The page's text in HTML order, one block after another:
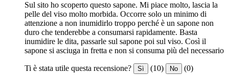
Sul sito ho scoperto questo sapone. Mi piace molto, lascia la
pelle del viso molto morbida. Occorre solo un minimo di
attenzione a non inumidirlo troppo perché è un sapone non
duro che tenderebbe a consumarsi rapidamente. Basta
inumidire le dita, passarle sul sapone poi sul viso. Così il
sapone si asciuga in fretta e non si consuma più del necessario
Ti è stata utile questa recensione? Sì (10) No (0)